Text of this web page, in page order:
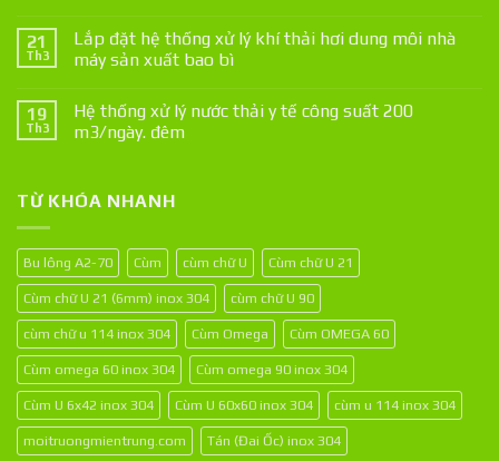
21
Th3
Lắp đặt hệ thống xử lý khí thải hơi dung môi nhà
máy sản xuất bao bì
19
Th3
Hệ thống xử lý nước thải y tế công suất 200
m3/ngày. đêm
TỪ KHÓA NHANH
Bu lông A2-70 Cùm cùm chữ U Cùm chữ U 21
Cùm chữ U 21 (6mm) inox 304 cùm chữ U 90
cùm chữ u 114 inox 304 Cùm Omega Cùm OMEGA 60
Cùm omega 60 inox 304 Cùm omega 90 inox 304
Cùm U 6x42 inox 304 Cùm U 60x60 inox 304 cùm u 114 inox 304
moitruongmientrung.com Tán (Đai Ốc) inox 304